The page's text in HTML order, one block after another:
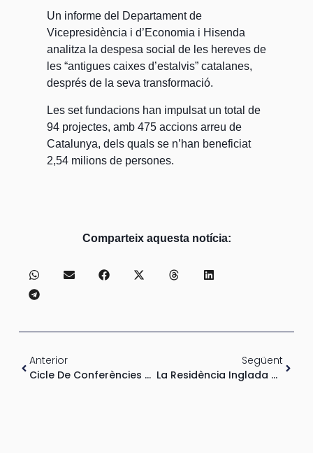
Un informe del Departament de
Vicepresidència i d’Economia i Hisenda
analitza la despesa social de les hereves de
les “antigues caixes d’estalvis” catalanes,
després de la seva transformació.
Les set fundacions han impulsat un total de
94 projectes, amb 475 accions arreu de
Catalunya, dels quals se n’han beneficiat
2,54 milions de persones.
Comparteix aquesta notícia:
Anterior
Cicle De Conferències De La Residència Inglada Via
Següent
La Residència Inglada Via Tindrà El Seu Lipdub